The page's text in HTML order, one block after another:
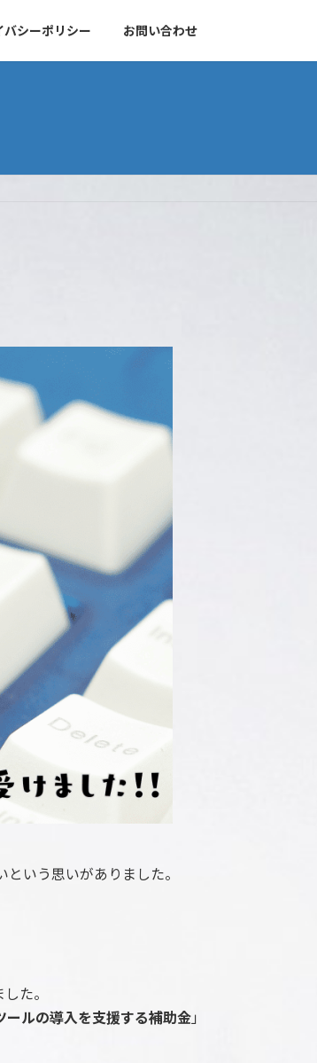
バシーポリシー お問い合わせ
いう思いがありました。
た。
ールの導入を支援する補助金 」